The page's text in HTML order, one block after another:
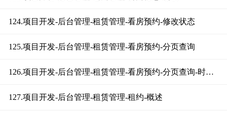
124.项目开发-后台管理-租赁管理-看房预约-修改状态
125.项目开发-后台管理-租赁管理-看房预约-分页查询
126.项目开发-后台管理-租赁管理-看房预约-分页查询-时间格式&时区
127.项目开发-后台管理-租赁管理-租约-概述